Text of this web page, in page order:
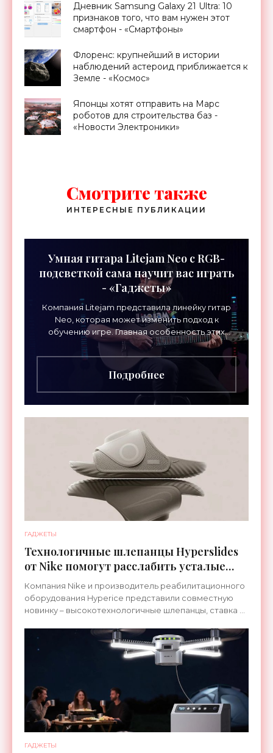
Дневник Samsung Galaxy 21 Ultra: 10
признаков того, что вам нужен этот
смартфон - «Смартфоны»
Флоренс: крупнейший в истории
наблюдений астероид приближается к
Земле - «Космос»
Японцы хотят отправить на Марс
роботов для строительства баз -
«Новости Электроники»
Смотрите также
ИНТЕРЕСНЫЕ ПУБЛИКАЦИИ
Умная гитара Litejam Neo с RGB-
подсветкой сама научит вас играть
- «Гаджеты»
Компания Litejam представила линейку гитар
Neo, которая может изменить подход к
обучению игре. Главная особенность этих
инструментов – встроенная RGB-подсветка
грифа. Светодиоды
Подробнее
ГАДЖЕТЫ
Технологичные шлепанцы Hyperslides
от Nike помогут расслабить усталые
ноги после тренировки - «Гаджеты»
Компания Nike и производитель реабилитационного
оборудования Hyperice представили совместную
новинку – высокотехнологичные шлепанцы, ставка в
ГАДЖЕТЫ